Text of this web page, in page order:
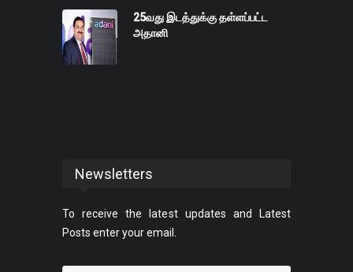
25வது இடத்துக்கு தள்ளப்பட்ட
அதானி
Newsletters
To receive the latest updates and Latest
Posts enter your email.